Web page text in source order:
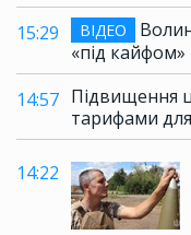
15:29
ВІДЕО
«під кайфом»
14:57 Підвищення
тарифами
14:22